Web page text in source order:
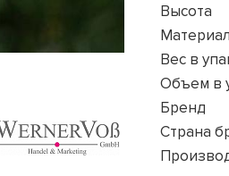
Высота
Материал
Вес в
Объем в
Бренд
Страна